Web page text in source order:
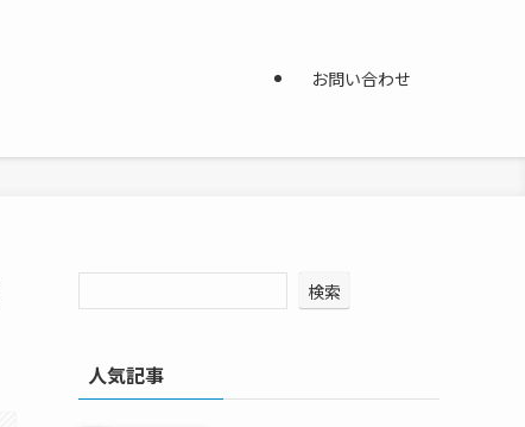
お問い合わせ
検索
人気記事